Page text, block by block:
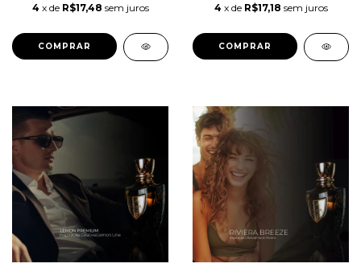
4 x de R$17,48 sem juros
COMPRAR
4 x de R$17,18 sem juros
COMPRAR